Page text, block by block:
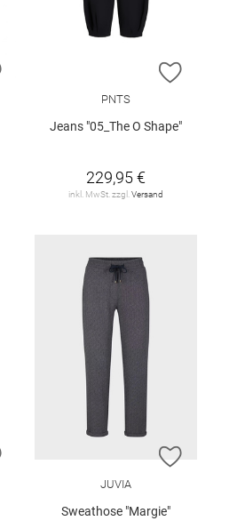
ZUR WUNSCHLISTE HINZUFÜGEN
ZUR
PNTS
Jeans "05_The O Shape"
229,95 €
inkl. MwSt. zzgl. Versand
ZUR WUNSCHLISTE HINZUFÜGEN
ZUR
JUVIA
Sweathose "Margie"